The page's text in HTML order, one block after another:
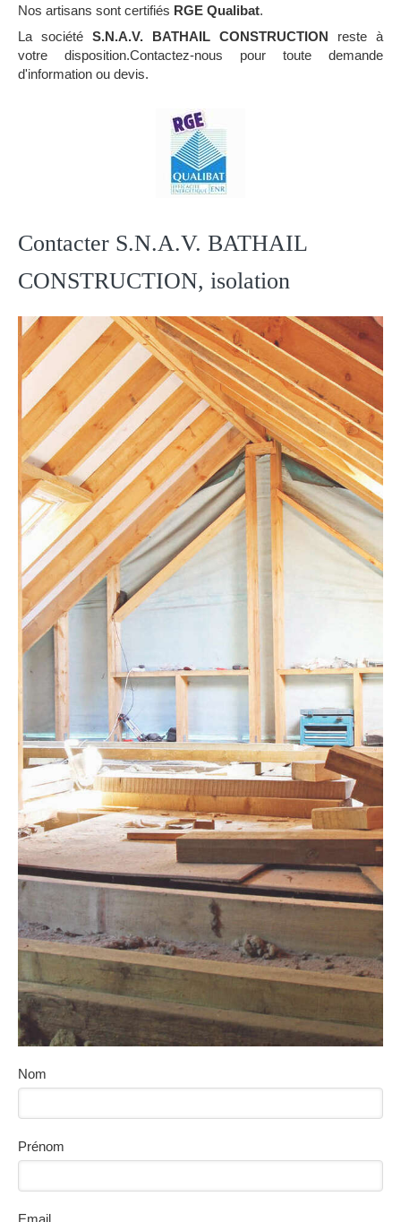
Nos artisans sont certifiés RGE Qualibat.
La société S.N.A.V. BATHAIL CONSTRUCTION reste à
votre disposition.Contactez-nous pour toute demande
d'information ou devis.
Contacter S.N.A.V. BATHAIL
CONSTRUCTION, isolation
Nom
Prénom